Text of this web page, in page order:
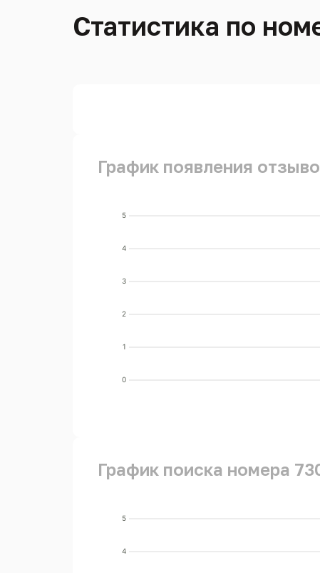
Статистика по
График появления
0
1
2
3
4
5
График поиска номера
4
5